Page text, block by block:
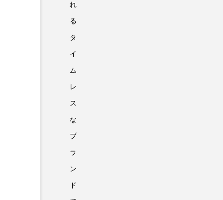
れ
る
タ
イ
ム
レ
ス
な
ブ
ラ
ン
ド